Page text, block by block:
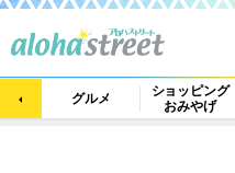
グルメ
ショッピング
おみやげ